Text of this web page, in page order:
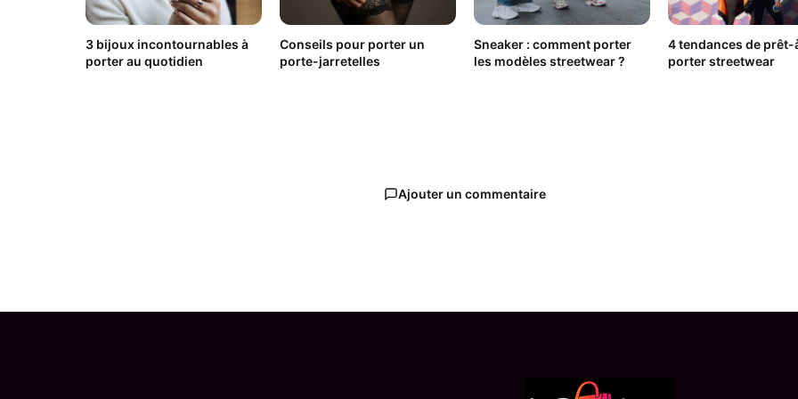
3 bijoux incontournables à
porter au quotidien
Conseils pour porter un
porte-jarretelles
Sneaker : comment porter
les modèles streetwear ?
4 tendances de prêt-
porter streetwear
Ajouter un commentaire